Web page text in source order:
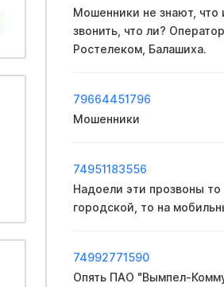
Мошенники не знают, что
звонить, что ли?
Ростелеком, Балашиха.
79664451796
Мошенники
74951183556
Надоели эти прозвоны то
городской, то на
74992771590
Опять ПАО "Вымпел-